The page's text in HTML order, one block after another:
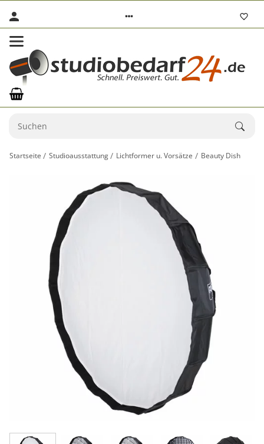
Startseite Studioausstattung Lichtformer u. Vorsätze Beauty Dish